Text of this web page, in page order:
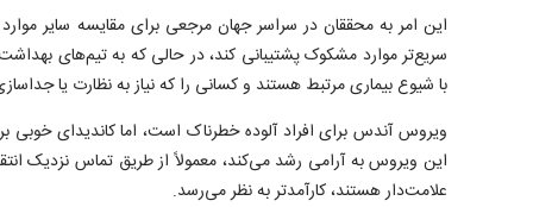
این امر به محققان در سراسر جهان مرجعی برای مقایسه سایر
سریع‌تر موارد مشکوک پشتیبانی کند، در حالی که به تیم‌های
با شیوع بیماری مرتبط هستند و کسانی را که نیاز به نظارت یا
ویروس آندس برای افراد آلوده خطرناک است، اما کاندیدای
این ویروس به آرامی رشد می‌کند، معمولاً از طریق تماس نزدیک
علامت‌دار هستند، کارآمدتر به نظر می‌رسد.